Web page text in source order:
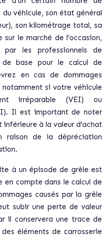
véhicule, son état général
son kilométrage total, sa
le marché de l’occasion,
les professionnels de
de base pour le calcul de
en cas de dommages
si votre véhicule
irréparable (VEI) ou
Il est important de noter
inférieure à la valeur d’achat
raison de la dépréciation
à un épisode de grêle est
en compte dans le calcul de
causés par la grêle
subir une perte de valeur
il conservera une trace de
éléments de carrosserie